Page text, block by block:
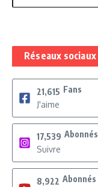
Réseaux sociaux
21,615 Fans
J'aime
17,539 Abonnés
Suivre
8,922 Abonnés